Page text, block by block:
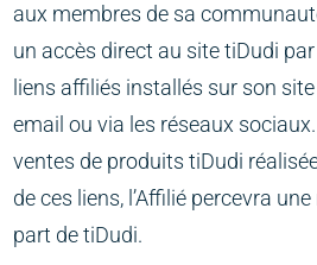
aux membres de sa
un accès direct au site tiDudi
liens affiliés installés sur son
email ou via les réseaux
ventes de produits tiDudi
de ces liens, l’Affilié percevra
part de tiDudi.